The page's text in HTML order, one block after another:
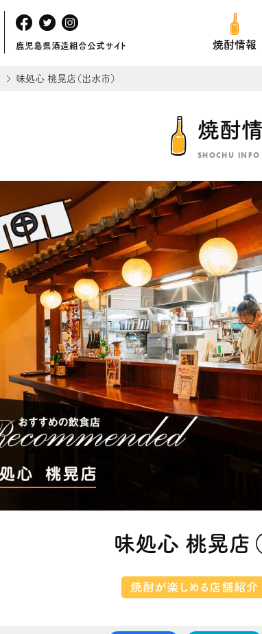
鹿児島県酒造組合公式サイト 焼酎情報
味処心 桃晃店（出水市）
焼酎
SHOCHU INFO
味処心 桃晃店
焼酎が楽しめる店舗紹介